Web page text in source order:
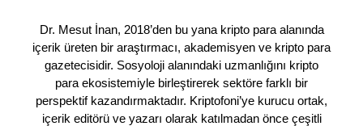
Dr. Mesut İnan, 2018’den bu yana kripto para alanında
içerik üreten bir araştırmacı, akademisyen ve kripto para
gazetecisidir. Sosyoloji alanındaki uzmanlığını kripto
para ekosistemiyle birleştirerek sektöre farklı bir
perspektif kazandırmaktadır. Kriptofoni’ye kurucu ortak,
içerik editörü ve yazarı olarak katılmadan önce çeşitli